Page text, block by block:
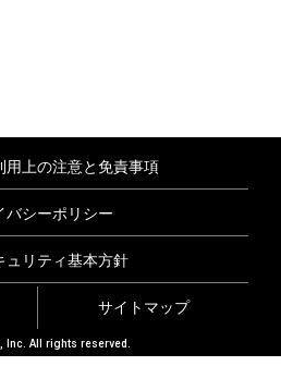
用上の注意と免責事項
バシーポリシー
ュリティ基本方針
サイトマップ
Inc. All rights reserved.